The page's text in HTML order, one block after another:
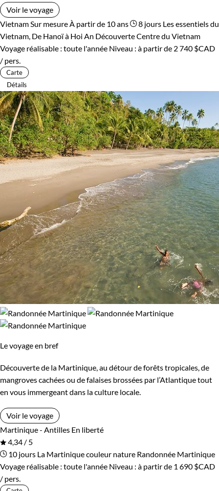
Voir le voyage
Vietnam Sur mesure À partir de 10 ans 8 jours Les essentiels du
Vietnam, De Hanoï à Hoi An Découverte Centre du Vietnam
Voyage réalisable : toute l'année Niveau : à partir de 2 740 $CAD
/ pers.
Carte
Détails
Le voyage en bref
Découverte de la Martinique, au détour de forêts tropicales, de
mangroves cachées ou de falaises brossées par l’Atlantique tout
en vous immergeant dans la culture locale.
Voir le voyage
Martinique - Antilles En liberté
4,34 / 5
10 jours La Martinique couleur nature Randonnée Martinique
Voyage réalisable : toute l'année Niveau : à partir de 1 690 $CAD
/ pers.